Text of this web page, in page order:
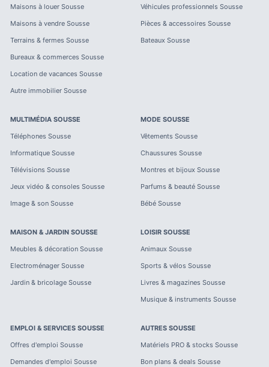
Maisons à louer Sousse
Maisons à vendre Sousse
Terrains & fermes Sousse
Bureaux & commerces Sousse
Location de vacances Sousse
Autre immobilier Sousse
Véhicules professionnels Sousse
Pièces & accessoires Sousse
Bateaux Sousse
MULTIMÉDIA SOUSSE
Téléphones Sousse
Informatique Sousse
Télévisions Sousse
Jeux vidéo & consoles Sousse
Image & son Sousse
MODE SOUSSE
Vêtements Sousse
Chaussures Sousse
Montres et bijoux Sousse
Parfums & beauté Sousse
Bébé Sousse
MAISON & JARDIN SOUSSE
Meubles & décoration Sousse
Electroménager Sousse
Jardin & bricolage Sousse
LOISIR SOUSSE
Animaux Sousse
Sports & vélos Sousse
Livres & magazines Sousse
Musique & instruments Sousse
EMPLOI & SERVICES SOUSSE
Offres d'emploi Sousse
Demandes d'emploi Sousse
AUTRES SOUSSE
Matériels PRO & stocks Sousse
Bon plans & deals Sousse